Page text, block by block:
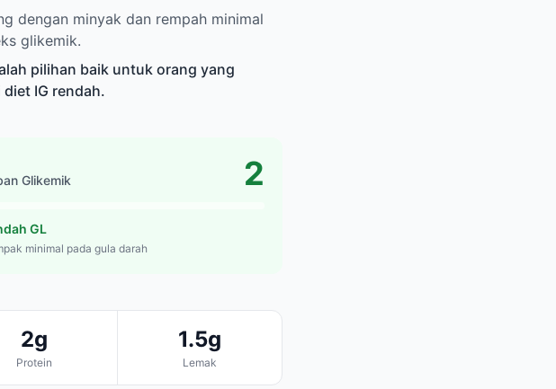
dengan minyak dan rempah minimal
glikemik.
pilihan baik untuk orang yang
IG rendah.
Glikemik 2
GL
minimal pada gula darah
2g
Protein
1.5g
Lemak